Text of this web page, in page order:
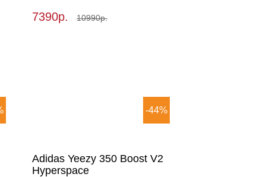
7390р. 10990р.
-44%
Adidas Yeezy 350 Boost V2
Hyperspace